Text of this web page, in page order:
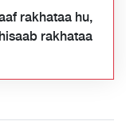
rakhataa hu,
rakhataa